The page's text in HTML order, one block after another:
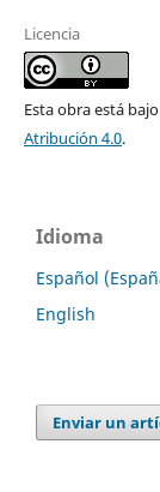
Licencia
Esta obra está
Atribución 4.0.
Idioma
Español
English
Enviar un